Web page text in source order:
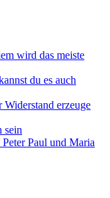
wird das meiste
du es auch
erzeuge
sein
Paul und Maria